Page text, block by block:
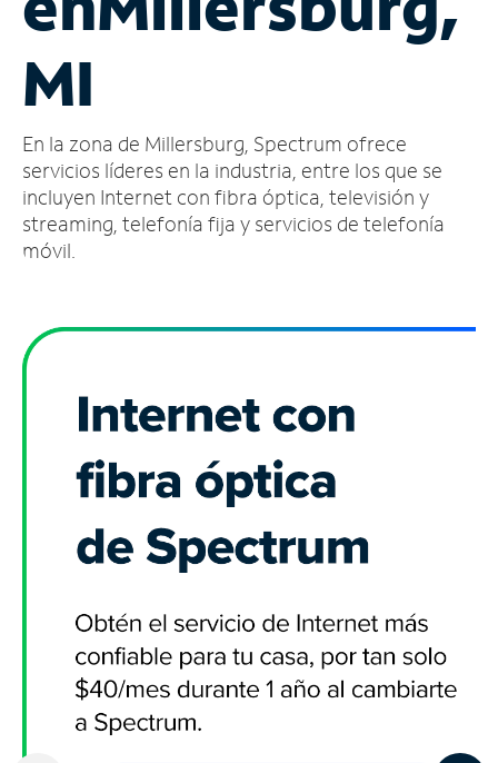
cuenta
Encuentra
tienda
MI
En la zona de Millersburg, Spectrum ofrece
servicios líderes en la industria, entre los que se
incluyen Internet con fibra óptica, televisión y
streaming, telefonía fija y servicios de telefonía
móvil.